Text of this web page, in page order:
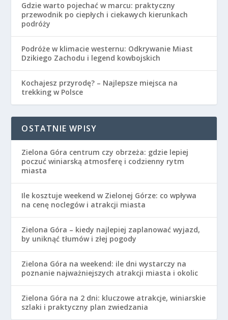
Gdzie warto pojechać w marcu: praktyczny
przewodnik po ciepłych i ciekawych kierunkach
podróży
Podróże w klimacie westernu: Odkrywanie Miast
Dzikiego Zachodu i legend kowbojskich
Kochajesz przyrodę? – Najlepsze miejsca na
trekking w Polsce
OSTATNIE WPISY
Zielona Góra centrum czy obrzeża: gdzie lepiej
poczuć winiarską atmosferę i codzienny rytm
miasta
Ile kosztuje weekend w Zielonej Górze: co wpływa
na cenę noclegów i atrakcji miasta
Zielona Góra – kiedy najlepiej zaplanować wyjazd,
by uniknąć tłumów i złej pogody
Zielona Góra na weekend: ile dni wystarczy na
poznanie najważniejszych atrakcji miasta i okolic
Zielona Góra na 2 dni: kluczowe atrakcje, winiarskie
szlaki i praktyczny plan zwiedzania